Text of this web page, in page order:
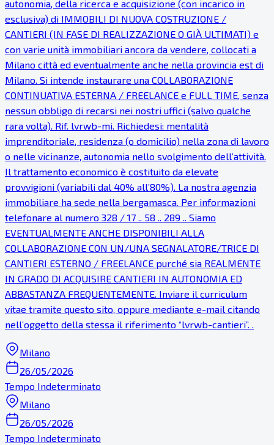
autonomia, della ricerca e acquisizione (con incarico in
esclusiva) di IMMOBILI DI NUOVA COSTRUZIONE /
CANTIERI (IN FASE DI REALIZZAZIONE O GIÀ ULTIMATI) e
con varie unità immobiliari ancora da vendere, collocati a
Milano città ed eventualmente anche nella provincia est di
Milano. Si intende instaurare una COLLABORAZIONE
CONTINUATIVA ESTERNA / FREELANCE e FULL TIME, senza
nessun obbligo di recarsi nei nostri uffici (salvo qualche
rara volta). Rif. lvrwb-mi. Richiedesi: mentalità
imprenditoriale, residenza (o domicilio) nella zona di lavoro
o nelle vicinanze, autonomia nello svolgimento dell’attività.
Il trattamento economico è costituito da elevate
provvigioni (variabili dal 40% all’80%). La nostra agenzia
immobiliare ha sede nella bergamasca. Per informazioni
telefonare al numero 328 / 17 .. 58 .. 289 .. Siamo
EVENTUALMENTE ANCHE DISPONIBILI ALLA
COLLABORAZIONE CON UN/UNA SEGNALATORE/TRICE DI
CANTIERI ESTERNO / FREELANCE purché sia REALMENTE
IN GRADO DI ACQUISIRE CANTIERI IN AUTONOMIA ED
ABBASTANZA FREQUENTEMENTE. Inviare il curriculum
vitae tramite questo sito, oppure mediante e-mail citando
nell’oggetto della stessa il riferimento “lvrwb-cantieri”. .
Milano
26/05/2026
Tempo Indeterminato
Milano
26/05/2026
Tempo Indeterminato